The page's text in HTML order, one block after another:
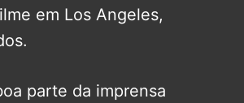
em Los Angeles,
parte da imprensa